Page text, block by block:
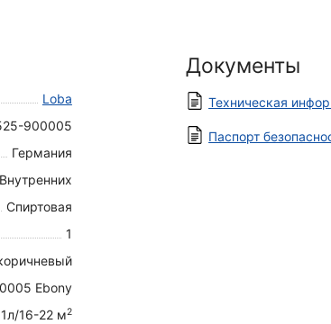
Loba
900005
Германия
Внутренних
Спиртовая
1
Ebony
1л/16-22 м2
Документы
Техническая
Паспорт